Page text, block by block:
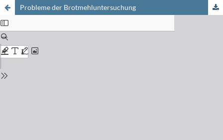
Probleme der Brotmehluntersuchung